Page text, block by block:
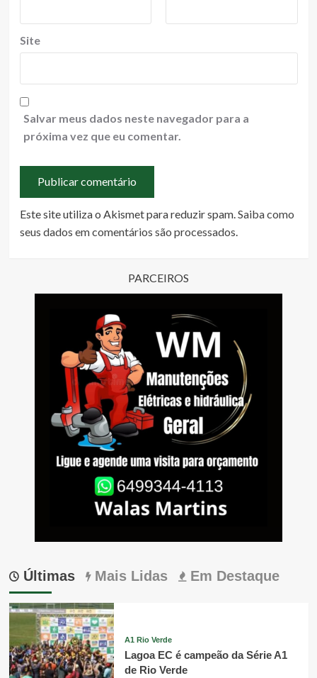
Site
Salvar meus dados neste navegador para a
próxima vez que eu comentar.
Este site utiliza o Akismet para reduzir spam.Saiba como
seus dados em comentários são processados.
PARCEIROS
Últimas Mais Lidas Em Destaque
A1 Rio Verde
Lagoa EC é campeão da Série A1
de Rio Verde